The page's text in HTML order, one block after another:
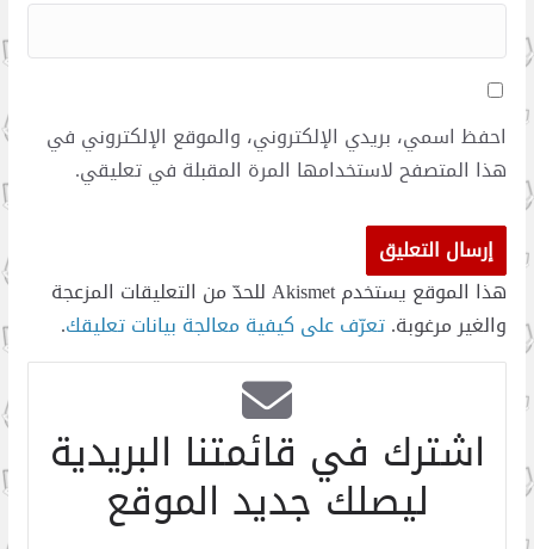
احفظ اسمي، بريدي الإلكتروني، والموقع الإلكتروني في
هذا المتصفح لاستخدامها المرة المقبلة في تعليقي.
هذا الموقع يستخدم Akismet للحدّ من التعليقات المزعجة
والغير مرغوبة.تعرّف على كيفية معالجة بيانات تعليقك.
اشترك في قائمتنا البريدية
ليصلك جديد الموقع